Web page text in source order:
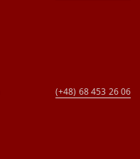
(+48) 68 453 26 06